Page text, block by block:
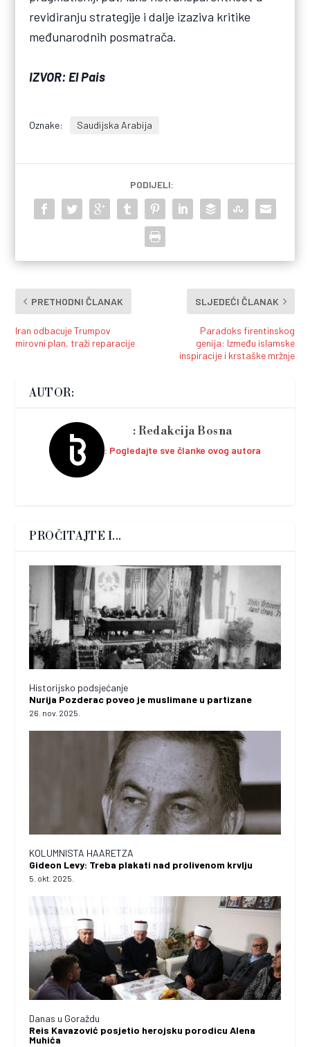
revidiranju strategije i dalje izaziva kritike
međunarodnih posmatrača.
IZVOR: El Pais
Oznake: Saudijska Arabija
PODIJELI:
PRETHODNI ČLANAK
Iran odbacuje Trumpov
mirovni plan, traži reparacije
SLJEDEĆI ČLANAK
Paradoks firentinskog
genija: Između islamske
inspiracije i krstaške mržnje
AUTOR:
Redakcija Bosna
Pogledajte sve članke ovog autora
PROČITAJTE I...
Historijsko podsjećanje
Nurija Pozderac poveo je muslimane u partizane
26. nov. 2025.
KOLUMNISTA HAARETZA
Gideon Levy: Treba plakati nad prolivenom krvlju
5. okt. 2025.
Danas u Goraždu
Reis Kavazović posjetio herojsku porodicu Alena
Muhića